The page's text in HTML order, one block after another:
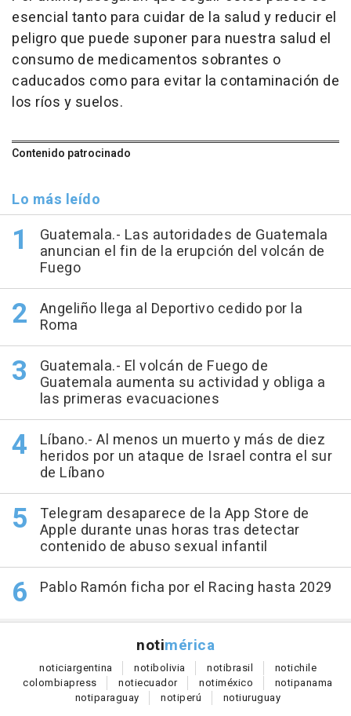
esencial tanto para cuidar de la salud y reducir el
peligro que puede suponer para nuestra salud el
consumo de medicamentos sobrantes o
caducados como para evitar la contaminación de
los ríos y suelos.
Contenido patrocinado
Lo más leído
Guatemala.- Las autoridades de Guatemala
anuncian el fin de la erupción del volcán de
Fuego
Angeliño llega al Deportivo cedido por la
Roma
Guatemala.- El volcán de Fuego de
Guatemala aumenta su actividad y obliga a
las primeras evacuaciones
Líbano.- Al menos un muerto y más de diez
heridos por un ataque de Israel contra el sur
de Líbano
Telegram desaparece de la App Store de
Apple durante unas horas tras detectar
contenido de abuso sexual infantil
Pablo Ramón ficha por el Racing hasta 2029
notimérica
noticiargentina notibolivia notibrasil notichile
colombiapress notiecuador notiméxico notipanama
notiparaguay notiperú notiuruguay